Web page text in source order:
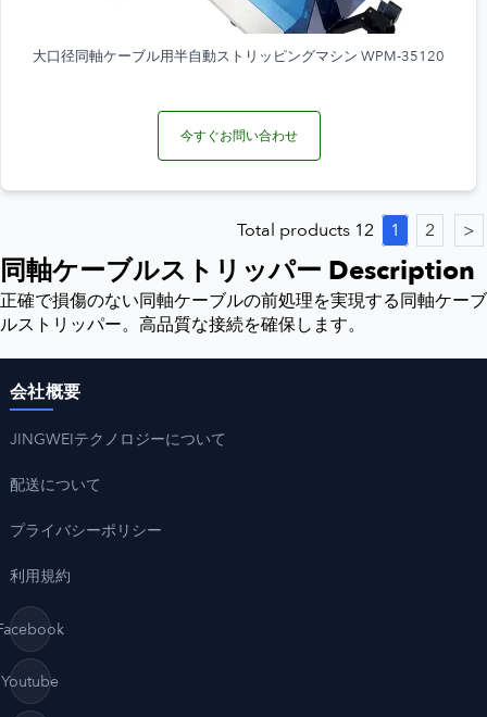
大口径同軸ケーブル用半自動ストリッピングマシン WPM-35120
今すぐお問い合わせ
Total products 12 1 2 >
同軸ケーブルストリッパー Description
正確で損傷のない同軸ケーブルの前処理を実現する同軸ケーブ
ルストリッパー。高品質な接続を確保します。
会社概要
JINGWEIテクノロジーについて
配送について
プライバシーポリシー
利用規約
Youtube